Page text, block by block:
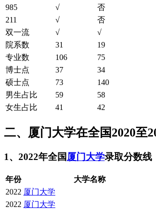
985
√
否
211
√
否
双一流
√
√
院系数
31
19
专业数
106
75
博士点
37
34
硕士点
73
140
男生占比
59
58
女生占比
41 42
二、厦门大学在全国2020至
1、2022年全国 厦门大学录取分数线
年份 大学名称
2022 厦门大学
2022 厦门大学